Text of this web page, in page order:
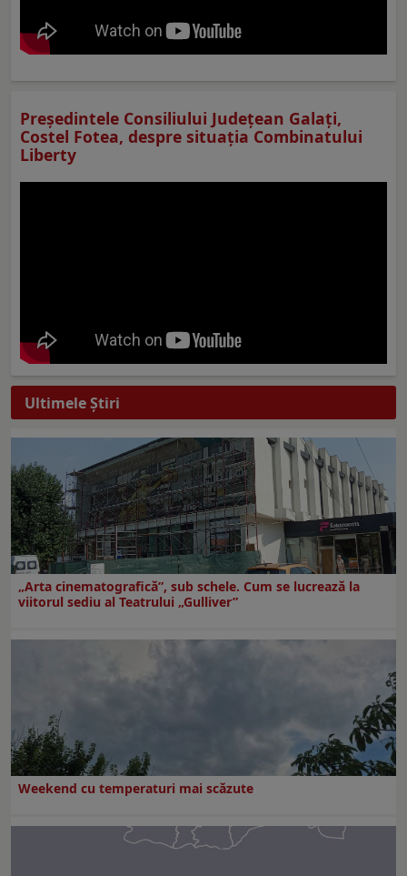
Preşedintele Consiliului Judeţean Galaţi,
Costel Fotea, despre situaţia Combinatului
Liberty
Ultimele Ştiri
„Arta cinematografică”, sub schele. Cum se lucrează la
viitorul sediu al Teatrului „Gulliver”
Weekend cu temperaturi mai scăzute